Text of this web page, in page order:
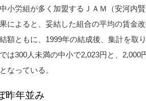
小労組が多く加盟するＪＡＭ（安河内
によると、妥結した組合の平均の賃金
額ともに、1999年の結成後、集計を取
は300人未満の中小で2,023円と、2,000
なっている。
昨年並み